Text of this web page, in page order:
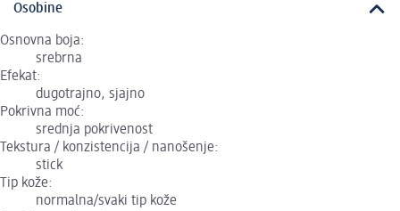
Osobine
Osnovna boja:
srebrna
Efekat:
dugotrajno, sjajno
Pokrivna moć:
srednja pokrivenost
Tekstura / konzistencija / nanošenje:
stick
Tip kože:
normalna/svaki tip kože